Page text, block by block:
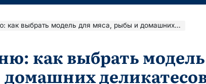
выбрать модель для мяса, рыбы и домашних деликатесов
как выбрать
домашних